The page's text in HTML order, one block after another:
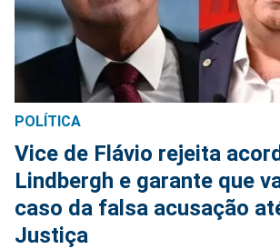
POLÍTICA
Vice de Flávio rejeita
Lindbergh e garante que
caso da falsa acusação
Justiça